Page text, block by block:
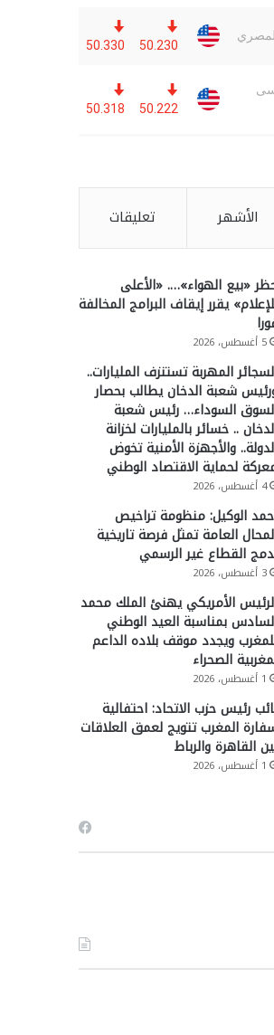
الأشهر تعليقات
«بيع الهواء»…. «الأعلى
يقرر إيقاف البرامج المخالفة
5 أغسطس، 2026
المهربة تستنزف المليارات..
شعبة الدخان يطالب بحصار
السوداء… رئيس شعبة
.. خسائر بالمليارات لخزانة
والأجهزة الأمنية تخوض
لحماية الاقتصاد الوطني
4 أغسطس، 2026
الوكيل: منظومة تراخيص
العامة تمثل فرصة تاريخية
القطاع غير الرسمي
3 أغسطس، 2026
الأمريكي يهنئ الملك محمد
بمناسبة العيد الوطني
ويجدد موقف بلاده الداعم
الصحراء
1 أغسطس، 2026
رئيس حزب الاتحاد: احتفالية
المغرب تتويج لعمق العلاقات
القاهرة والرباط
1 أغسطس، 2026